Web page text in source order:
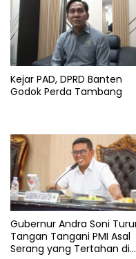
pjgubernur
Raperda
serang
Tahun
Kejar PAD, DPRD Banten
Godok Perda Tambang
Gubernur Andra Soni
Tangan Tangani PMI Asal
Serang yang Tertahan di